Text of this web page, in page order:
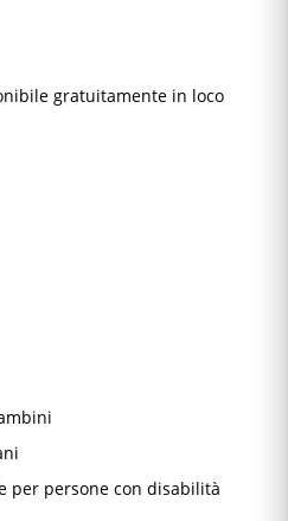
gratuitamente in loco
per persone con disabilità